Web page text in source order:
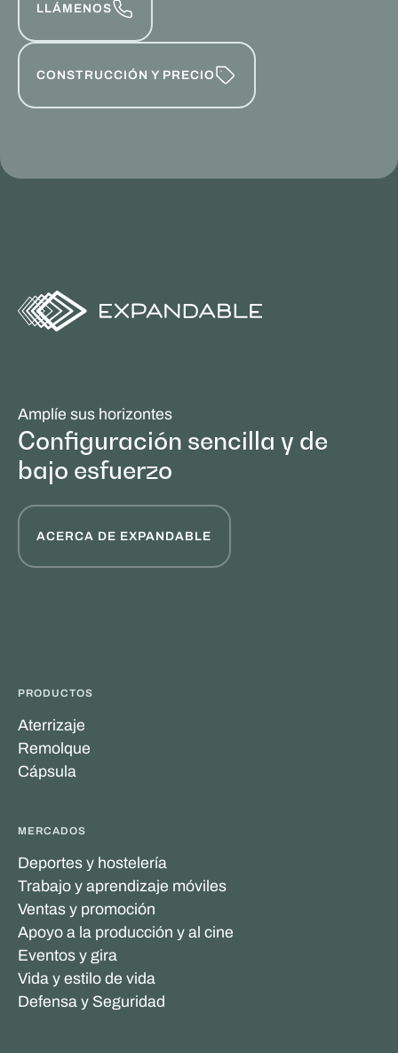
LLÁMENOS
CONSTRUCCIÓN Y PRECIO
Amplíe sus horizontes
Configuración sencilla y de
bajo esfuerzo
ACERCA DE EXPANDABLE
PRODUCTOS
Aterrizaje
Remolque
Cápsula
MERCADOS
Deportes y hostelería
Trabajo y aprendizaje móviles
Ventas y promoción
Apoyo a la producción y al cine
Eventos y gira
Vida y estilo de vida
Defensa y Seguridad